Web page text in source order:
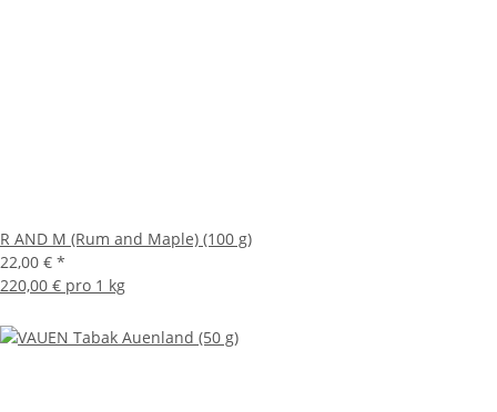
R AND M (Rum and Maple) (100 g)
22,00 € *
220,00 € pro 1 kg